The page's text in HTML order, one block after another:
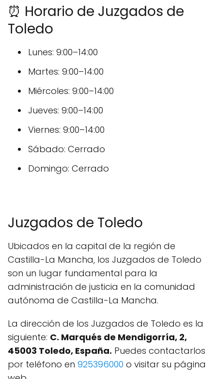
⏰ Horario de Juzgados de
Toledo
Lunes: 9:00–14:00
Martes: 9:00–14:00
Miércoles: 9:00–14:00
Jueves: 9:00–14:00
Viernes: 9:00–14:00
Sábado: Cerrado
Domingo: Cerrado
Juzgados de Toledo
Ubicados en la capital de la región de
Castilla-La Mancha, los Juzgados de Toledo
son un lugar fundamental para la
administración de justicia en la comunidad
autónoma de Castilla-La Mancha.
La dirección de los Juzgados de Toledo es la
siguiente: C. Marqués de Mendigorría, 2,
45003 Toledo, España. Puedes contactarlos
por teléfono en 925396000 o visitar su página